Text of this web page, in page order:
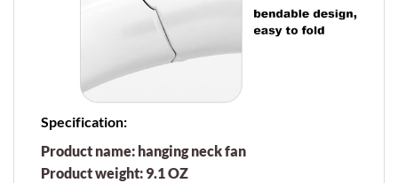
Specification:
Product name: hanging neck fan
Product weight: 9.1 OZ